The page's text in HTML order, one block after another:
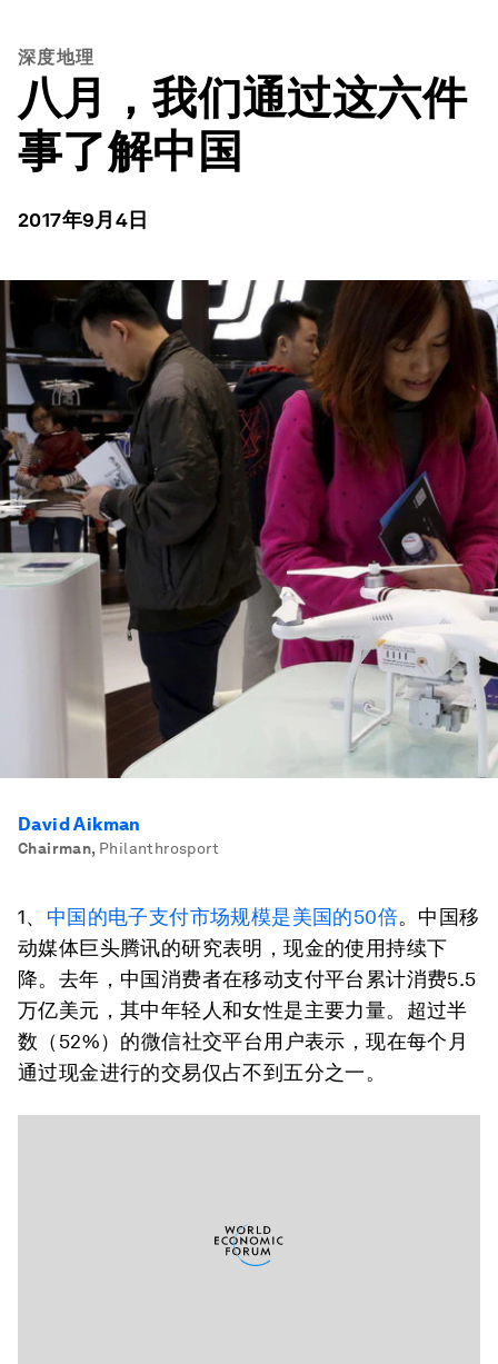
深度地理
八月，我们通过这六件
事了解中国
2017年9月4日
David Aikman
Chairman, Philanthrosport
1、 中国的电子支付市场规模是美国的50倍。中国移
动媒体巨头腾讯的研究表明，现金的使用持续下
降。去年，中国消费者在移动支付平台累计消费5.5
万亿美元，其中年轻人和女性是主要力量。超过半
数（52%）的微信社交平台用户表示，现在每个月
通过现金进行的交易仅占不到五分之一。